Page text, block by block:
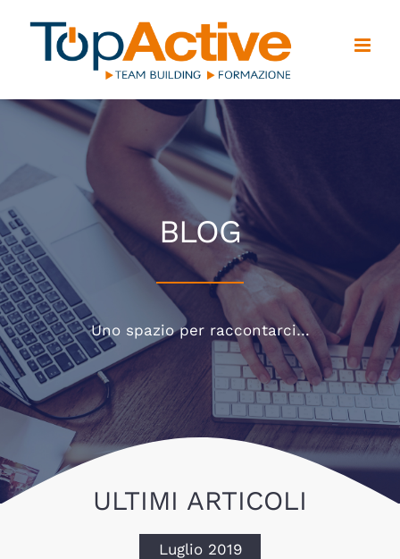
contenuto
BLOG
Uno spazio per raccontarci…
ULTIMI ARTICOLI
Luglio 2019